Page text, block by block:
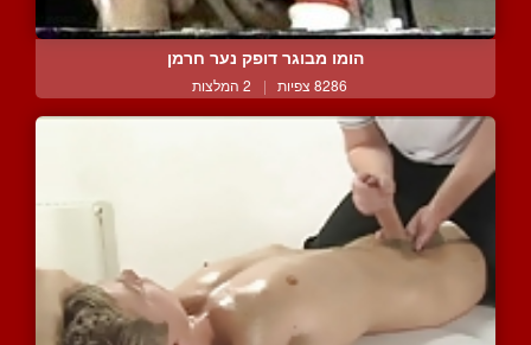
הומו מבוגר דופק נער חרמן
8286 צפיות | 2 המלצות